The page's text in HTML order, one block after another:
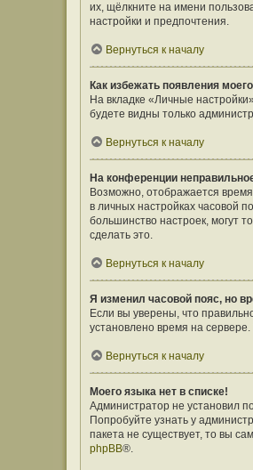
их, щёлкните на имени
настройки и предпочтения.
Вернуться к началу
Как избежать появления
На вкладке «Личные
будете видны только
Вернуться к началу
На конференции
Возможно, отображается
в личных настройках часовой
большинство настроек, могут
сделать это.
Вернуться к началу
Я изменил часовой пояс, но
Если вы уверены, что
установлено время на
Вернуться к началу
Моего языка нет в списке!
Администратор не установил
Попробуйте узнать у
пакета не существует, то вы
phpBB®.